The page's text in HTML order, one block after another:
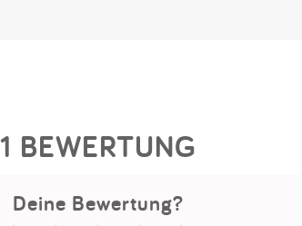
1 BEWERTUNG
Deine Bewertung?